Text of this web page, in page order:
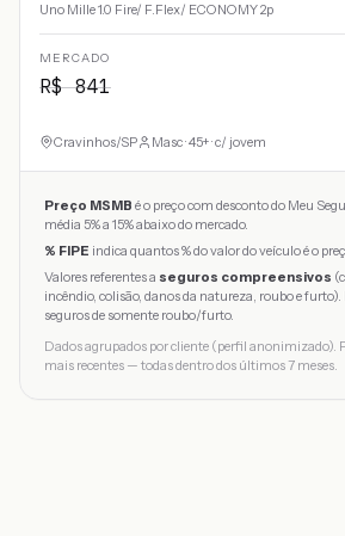
Uno Mille 1.0 Fire/ F.Flex/ ECONOMY 2p
MERCADO
R$841
Cravinhos/SP Masc · 45+ · c/ jovem
Preço MSMB é o preço com desconto do Meu
média 5% a 15% abaixo do mercado.
% FIPE indica quantos % do valor do veículo é o
Valores referentes a seguros compreensivos
incêndio, colisão, danos da natureza, roubo e
seguros de somente roubo/furto.
Dados agrupados por cliente (perfil anonimizado).
mais recentes — todas dentro dos últimos 7 meses.